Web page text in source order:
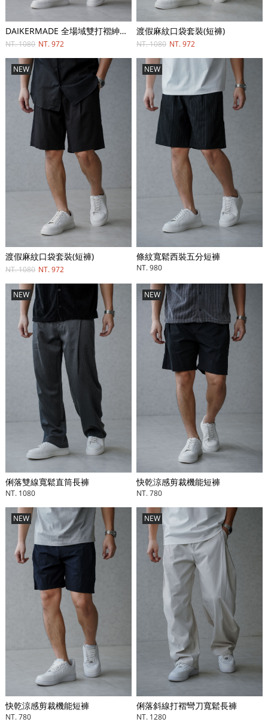
DAIKERMADE 全場域雙打褶紳士直筒長褲
NT. 1080 NT. 972
渡假麻紋口袋套裝(短褲)
NT. 1080 NT. 972
NEW
渡假麻紋口袋套裝(短褲)
NT. 1080 NT. 972
NEW
條紋寬鬆西裝五分短褲
NT. 980
NEW
俐落雙線寬鬆直筒長褲
NT. 1080
NEW
快乾涼感剪裁機能短褲
NT. 780
NEW
快乾涼感剪裁機能短褲
NT. 780
NEW
俐落斜線打褶彎刀寬鬆長褲
NT. 1280